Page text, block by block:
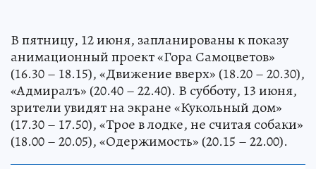
В пятницу, 12 июня, запланированы к показу
анимационный проект «Гора Самоцветов»
(16.30 – 18.15), «Движение вверх» (18.20 – 20.30),
«Адмиралъ» (20.40 – 22.40). В субботу, 13 июня,
зрители увидят на экране «Кукольный дом»
(17.30 – 17.50), «Трое в лодке, не считая собаки»
(18.00 – 20.05), «Одержимость» (20.15 – 22.00).